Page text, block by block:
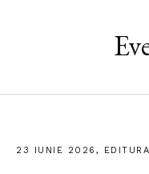
23 IUNIE 2026, EDITURA